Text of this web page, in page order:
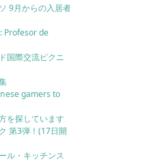
9月からの入居者
Profesor de
国際交流ピクニ
gamers to
を探しています
第3弾！(17日開
ル・キッチンス